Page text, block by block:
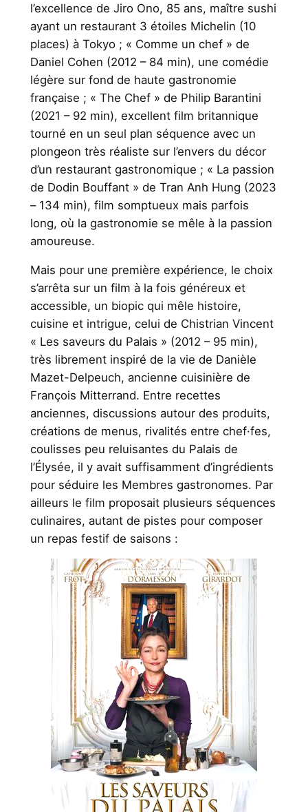
l’excellence de Jiro Ono, 85 ans, maître sushi
ayant un restaurant 3 étoiles Michelin (10
places) à Tokyo ; « Comme un chef » de
Daniel Cohen (2012 – 84 min), une comédie
légère sur fond de haute gastronomie
française ; « The Chef » de Philip Barantini
(2021 – 92 min), excellent film britannique
tourné en un seul plan séquence avec un
plongeon très réaliste sur l’envers du décor
d’un restaurant gastronomique ; « La passion
de Dodin Bouffant » de Tran Anh Hung (2023
– 134 min), film somptueux mais parfois
long, où la gastronomie se mêle à la passion
amoureuse.
Mais pour une première expérience, le choix
s’arrêta sur un film à la fois généreux et
accessible, un biopic qui mêle histoire,
cuisine et intrigue, celui de Chistrian Vincent
« Les saveurs du Palais » (2012 – 95 min),
très librement inspiré de la vie de Danièle
Mazet-Delpeuch, ancienne cuisinière de
François Mitterrand. Entre recettes
anciennes, discussions autour des produits,
créations de menus, rivalités entre chef·fes,
coulisses peu reluisantes du Palais de
l’Élysée, il y avait suffisamment d’ingrédients
pour séduire les Membres gastronomes. Par
ailleurs le film proposait plusieurs séquences
culinaires, autant de pistes pour composer
un repas festif de saisons :